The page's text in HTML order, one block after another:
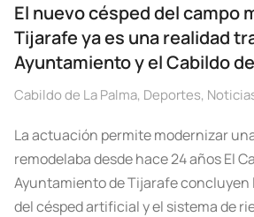
El nuevo césped del campo
Tijarafe ya es una realidad
Ayuntamiento y el Cabildo
Cabildo de La Palma, Deportes,
La actuación permite modernizar
remodelaba desde hace 24 años El
Ayuntamiento de Tijarafe
del césped artificial y el sistema de